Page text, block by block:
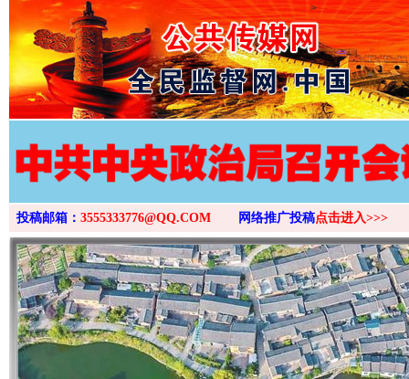
>
投稿邮箱： 3555333776@QQ.COM 网络推广投稿点击进入>>>